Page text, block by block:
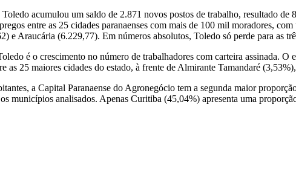
acumulou um saldo de 2.871 novos postos de trabalho, resultado
entre as 25 cidades paranaenses com mais de 100 mil moradores,
e Araucária (6.229,77). Em números absolutos, Toledo só perde para as
é o crescimento no número de trabalhadores com carteira assinada.
as 25 maiores cidades do estado, à frente de Almirante Tamandaré
a Capital Paranaense do Agronegócio tem a segunda maior
municípios analisados. Apenas Curitiba (45,04%) apresenta uma